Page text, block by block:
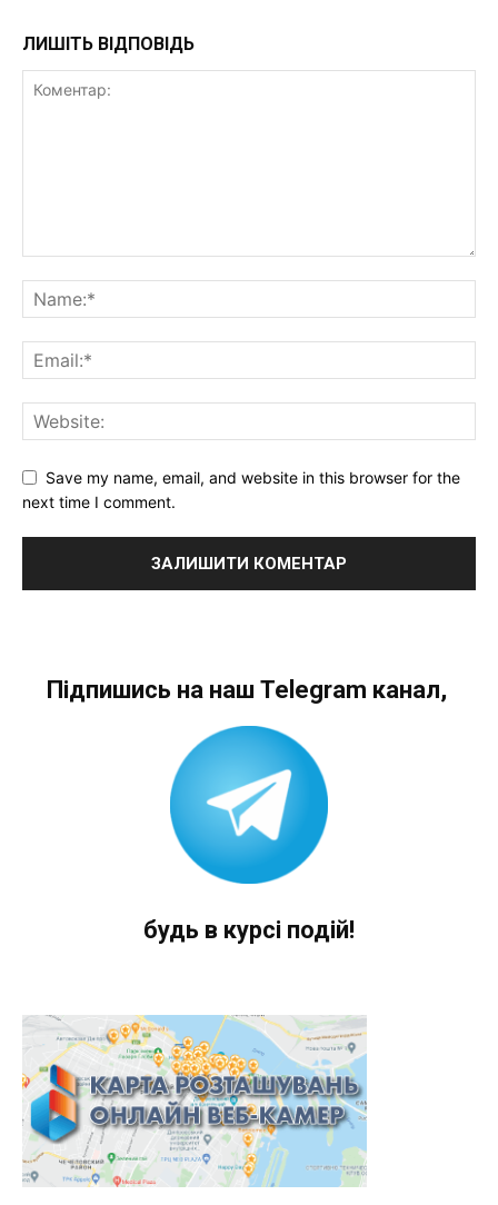
ЛИШІТЬ ВІДПОВІДЬ
Save my name, email, and website in this browser for the
next time I comment.
Підпишись на наш Telegram канал,
будь в курсі подій!